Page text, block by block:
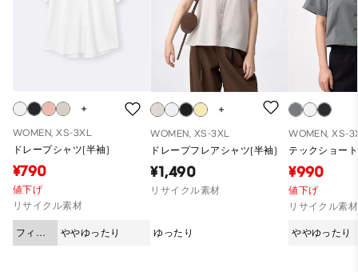
WOMEN, XS-3XL
ドレープシャツ(半袖)
¥790
値下げ
リサイクル素材
フィッ
ト
ややゆったり
WOMEN, XS-3XL
ドレープフレアシャツ(半袖)
¥1,490
リサイクル素材
ゆったり
WOMEN, XS-
テックショー
¥990
値下げ
リサイクル素材
ややゆったり